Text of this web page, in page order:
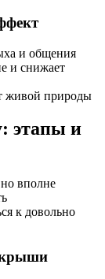
и общения
и снижает
живой природы
этапы и
вполне
к довольно
крыши